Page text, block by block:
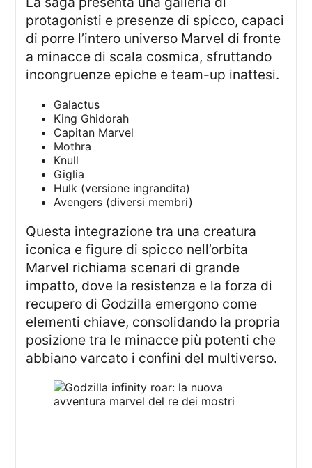
protagonisti e presenze di spicco, capaci
di porre l’intero universo Marvel di fronte
a minacce di scala cosmica, sfruttando
incongruenze epiche e team-up inattesi.
Galactus
King Ghidorah
Capitan Marvel
Mothra
Knull
Giglia
Hulk (versione ingrandita)
Avengers (diversi membri)
Questa integrazione tra una creatura
iconica e figure di spicco nell’orbita
Marvel richiama scenari di grande
impatto, dove la resistenza e la forza di
recupero di Godzilla emergono come
elementi chiave, consolidando la propria
posizione tra le minacce più potenti che
abbiano varcato i confini del multiverso.